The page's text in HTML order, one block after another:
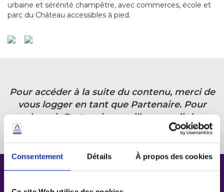
Consentement Détails À propos des cookies
urbaine et sérénité champêtre, avec commerces, école et
parc du Château accessibles à pied.
Pour accéder à la suite du contenu, merci de
vous logger en tant que Partenaire. Pour
devenir Partenaire, veuillez remplir le
Inscrivez-vous pour devenir